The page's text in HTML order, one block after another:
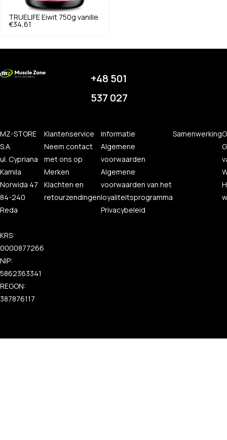
TRUELIFE Eiwit 750g vanille
€34,61
+48 501
537 027
MZ-STORE
S.A.
ul. Cypriana
Kamila
Norwida 47
84-240
Reda
KRS:
0000877266
NIP:
5862363341
REGON:
387876117
Klantenservice
Neem contact
met ons op
Merken
Klachten en
retourzendingen
Informatie
Algemene
voorwaarden
Algemene
voorwaarden van het
loyaliteitsprogramma
Privacybeleid
Samenwerking